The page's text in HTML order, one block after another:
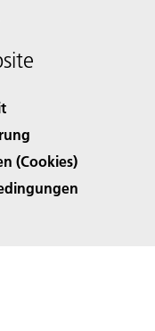
(Cookies)